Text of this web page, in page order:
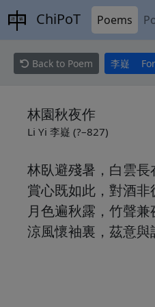
ChiPoT Poems
Back to Poem 李嶷
林園秋夜作
Li Yi 李嶷 (?–827)
林臥避殘暑，白雲長
賞心既如此，對酒非
月色遍秋露，竹聲兼
涼風懷袖裏，茲意與